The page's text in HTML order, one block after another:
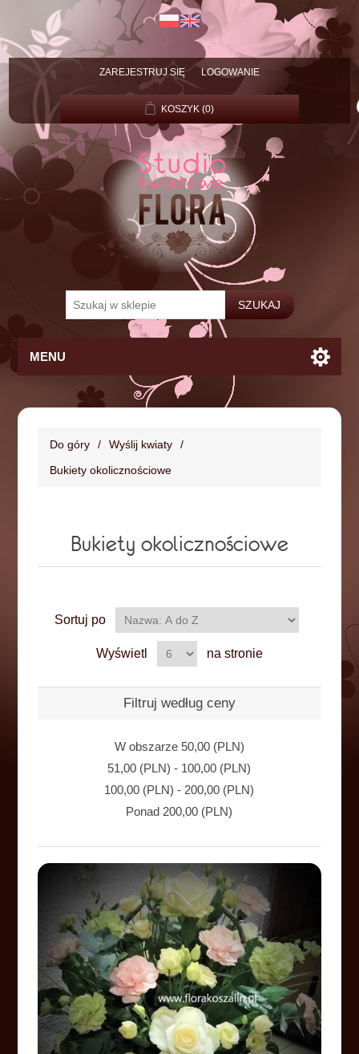
ZAREJESTRUJ SIĘ LOGOWANIE
KOSZYK (0)
MENU
Do góry / Wyślij kwiaty
/
Bukiety okolicznościowe
Bukiety okolicznościowe
Sortuj po
Wyświetl na stronie
Filtruj według ceny
W obszarze 50,00 (PLN)
51,00 (PLN) - 100,00 (PLN)
100,00 (PLN) - 200,00 (PLN)
Ponad 200,00 (PLN)